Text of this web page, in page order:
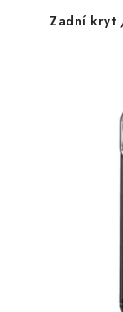
Zadní kryt